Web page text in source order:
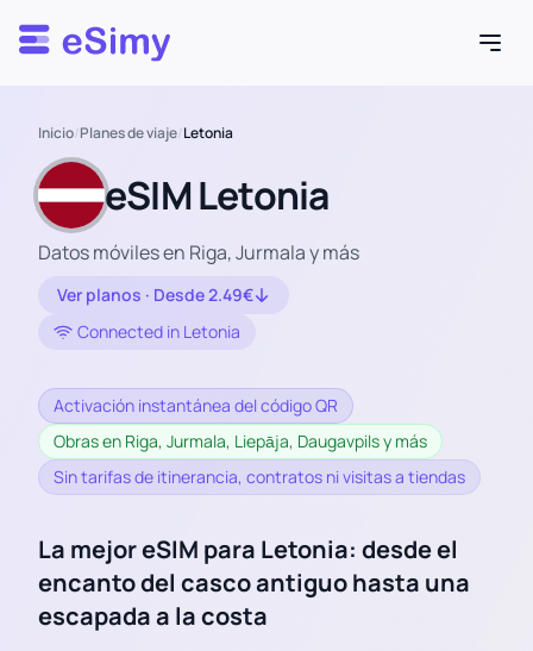
Esimy
Inicio/Planes de viaje/Letonia
eSIM Letonia
Datos móviles en Riga, Jurmala y más
Ver planos · Desde 2.49€
Connected in Letonia
Activación instantánea del código QR
Obras en Riga, Jurmala, Liepāja, Daugavpils y más
Sin tarifas de itinerancia, contratos ni visitas a tiendas
La mejor eSIM para Letonia: desde el
encanto del casco antiguo hasta una
escapada a la costa